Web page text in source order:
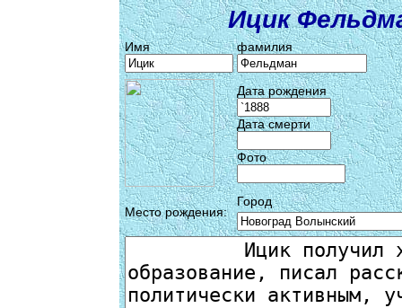
Ицик
Имя фамилия
Дата рождения
Дата смерти
Фото
Место рождения:
Город